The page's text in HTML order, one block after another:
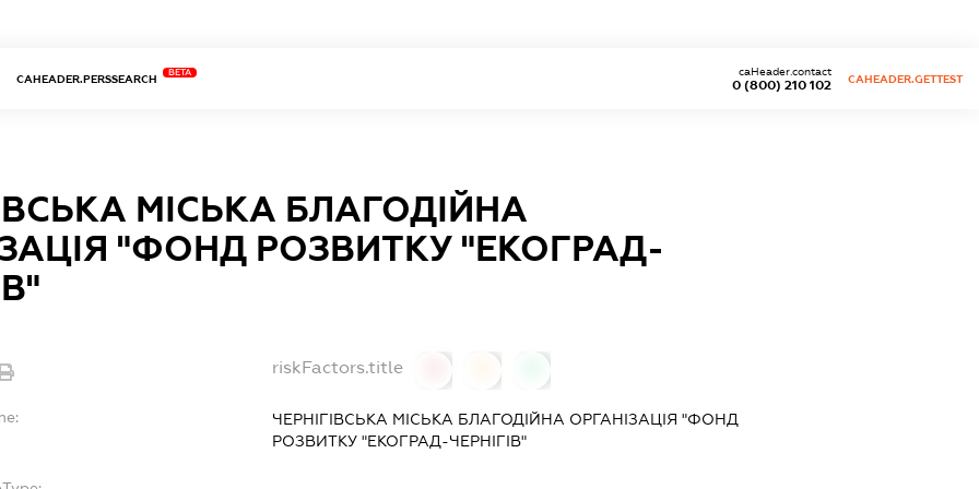
CAHEADER.PERSSEARCH
BETA
0 (800) 210 102
caHeader.contact
CAHEADER.GETTEST
МІСЬКА БЛАГОДІЙНА
"ФОНД РОЗВИТКУ "ЕКОГРАД-
riskFactors.title
ЧЕРНІГІВСЬКА МІСЬКА БЛАГОДІЙНА ОРГАНІЗАЦІЯ "ФОНД
РОЗВИТКУ "ЕКОГРАД-ЧЕРНІГІВ"